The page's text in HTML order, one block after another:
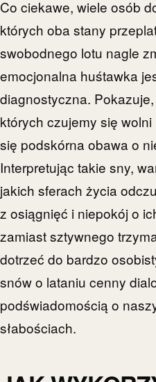
Co ciekawe, wiele osób
których oba stany
swobodnego lotu nagle
emocjonalna huśtawka
diagnostyczna.
których czujemy się
się podskórna obawa o
Interpretując takie sny,
jakich sferach życia
z osiągnięć i niepokój o
zamiast sztywnego
dotrzeć do bardzo
snów o lataniu cenny
podświadomością o
słabościach.